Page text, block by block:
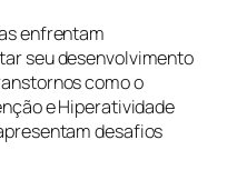
enfrentam
seu desenvolvimento
como o
e Hiperatividade
desafios